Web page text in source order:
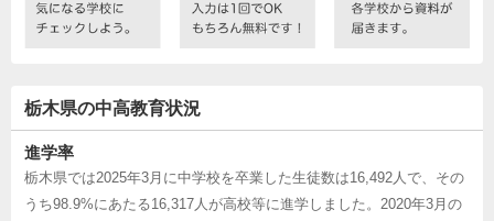
栃木県の中高教育状況
進学率
栃木県では2025年3月に中学校を卒業した生徒数は16,492人で、その
うち98.9%にあたる16,317人が高校等に進学しました。2020年3月の